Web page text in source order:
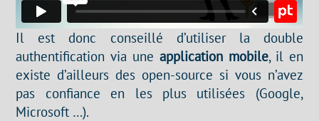
Il est donc conseillé d’utiliser la double
authentification via une application mobile, il en
existe d’ailleurs des open-source si vous n’avez
pas confiance en les plus utilisées (Google,
Microsoft …).